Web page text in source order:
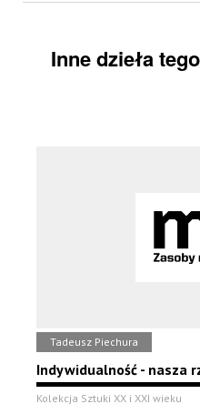
Inne dzieła
Tadeusz Piechura
Indywidualność - nasza
Kolekcja Sztuki XX i XXI wieku